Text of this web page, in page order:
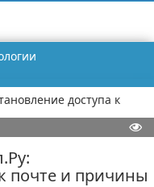
почте и причины